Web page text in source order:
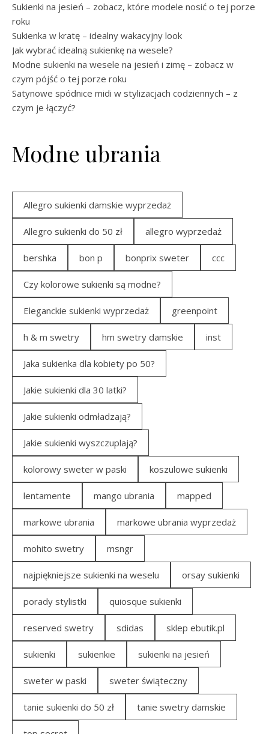
Sukienki na jesień – zobacz, które modele nosić o tej porze
roku
Sukienka w kratę – idealny wakacyjny look
Jak wybrać idealną sukienkę na wesele?
Modne sukienki na wesele na jesień i zimę – zobacz w
czym pójść o tej porze roku
Satynowe spódnice midi w stylizacjach codziennych – z
czym je łączyć?
Modne ubrania
Allegro sukienki damskie wyprzedaż
Allegro sukienki do 50 zł allegro wyprzedaż
bershka bon p bonprix sweter ccc
Czy kolorowe sukienki są modne?
Eleganckie sukienki wyprzedaż greenpoint
h & m swetry hm swetry damskie inst
Jaka sukienka dla kobiety po 50?
Jakie sukienki dla 30 latki?
Jakie sukienki odmładzają?
Jakie sukienki wyszczuplają?
kolorowy sweter w paski koszulowe sukienki
lentamente mango ubrania mapped
markowe ubrania markowe ubrania wyprzedaż
mohito swetry msngr
najpiękniejsze sukienki na weselu orsay sukienki
porady stylistki quiosque sukienki
reserved swetry sdidas sklep ebutik.pl
sukienki sukienkie sukienki na jesień
sweter w paski sweter świąteczny
tanie sukienki do 50 zł tanie swetry damskie